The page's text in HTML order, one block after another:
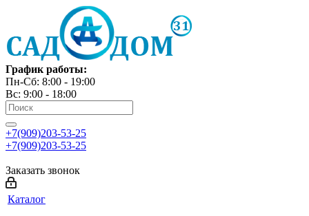
График работы:
Пн-Сб: 8:00 - 19:00
Вс: 9:00 - 18:00
+7(909)203-53-25
+7(909)203-53-25
Заказать звонок
Каталог